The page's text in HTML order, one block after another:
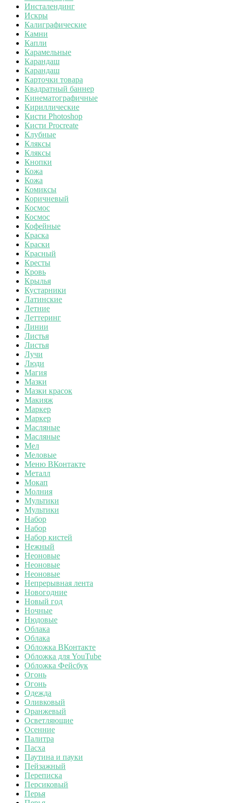
Инсталендинг
Искры
Калиграфические
Камни
Капли
Карамельные
Карандаш
Карандаш
Карточки товара
Квадратный баннер
Кинематографичные
Кириллические
Кисти Photoshop
Кисти Procreate
Клубные
Кляксы
Кляксы
Кнопки
Кожа
Кожа
Комиксы
Коричневый
Космос
Космос
Кофейные
Краска
Краски
Красный
Кресты
Кровь
Крылья
Кустарники
Латинские
Летние
Леттеринг
Линии
Листья
Листья
Лучи
Люди
Магия
Мазки
Мазки красок
Макияж
Маркер
Маркер
Масляные
Масляные
Мел
Меловые
Меню ВКонтакте
Металл
Мокап
Молния
Мультики
Мультики
Набор
Набор
Набор кистей
Нежный
Неоновые
Неоновые
Неоновые
Непрерывная лента
Новогодние
Новый год
Ночные
Нюдовые
Облака
Облака
Обложка ВКонтакте
Обложка для YouTube
Обложка Фейсбук
Огонь
Огонь
Одежда
Оливковый
Оранжевый
Осветляющие
Осенние
Палитра
Пасха
Паутина и пауки
Пейзажный
Переписка
Персиковый
Перья